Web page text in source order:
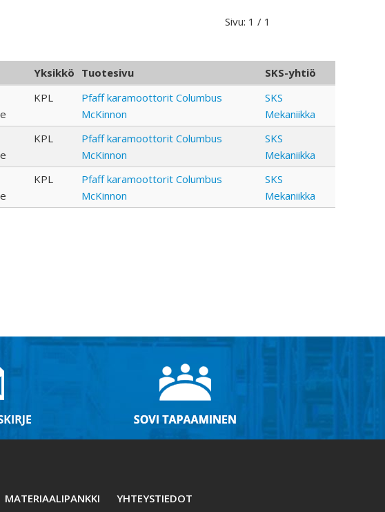
Sivu: 1 / 1
Yksikkö Tuotesivu
SKS-yhtiö
KPL
Pfaff karamoottorit Columbus
McKinnon
SKS
Mekaniikka
KPL
Pfaff karamoottorit Columbus
McKinnon
SKS
Mekaniikka
KPL
Pfaff karamoottorit Columbus
McKinnon
SKS
Mekaniikka
MATERIAALIPANKKI YHTEYSTIEDOT